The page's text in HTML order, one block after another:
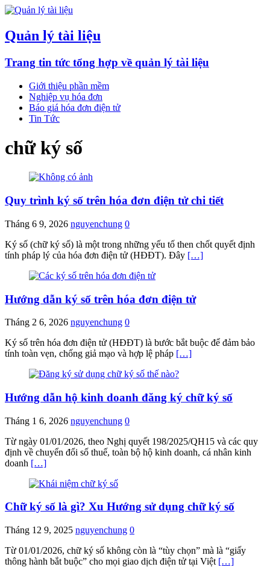
Quản lý tài liệu
Trang tin tức tổng hợp về quản lý tài liệu
Giới thiệu phần mềm
Nghiệp vụ hóa đơn
Báo giá hóa đơn điện tử
Tin Tức
chữ ký số
Quy trình ký số trên hóa đơn điện tử chi tiết
Tháng 6 9, 2026 nguyenchung 0
Ký số (chữ ký số) là một trong những yếu tố then chốt quyết định
tính pháp lý của hóa đơn điện tử (HĐĐT). Đây […]
Hướng dẫn ký số trên hóa đơn điện tử
Tháng 2 6, 2026 nguyenchung 0
Ký số trên hóa đơn điện tử (HĐĐT) là bước bắt buộc để đảm bảo
tính toàn vẹn, chống giả mạo và hợp lệ pháp […]
Hướng dẫn hộ kinh doanh đăng ký chữ ký số
Tháng 1 6, 2026 nguyenchung 0
Từ ngày 01/01/2026, theo Nghị quyết 198/2025/QH15 và các quy
định về chuyển đổi số thuế, toàn bộ hộ kinh doanh, cá nhân kinh
doanh […]
Chữ ký số là gì? Xu Hướng sử dụng chữ ký số
Tháng 12 9, 2025 nguyenchung 0
Từ 01/01/2026, chữ ký số không còn là “tùy chọn” mà là “giấy
thông hành bắt buộc” cho mọi giao dịch điện tử tại Việt […]